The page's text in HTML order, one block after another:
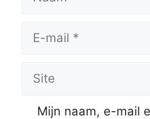
mail
Mijn naam, e-mail